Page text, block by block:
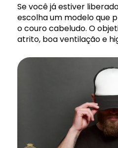
Se você já estiver
escolha um modelo que
o couro cabeludo. O
atrito, boa ventilação e